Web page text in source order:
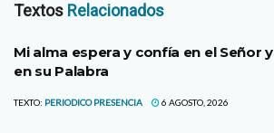
Textos Relacionados
Mi alma espera y confía en el Señor y
en su Palabra
TEXTO: PERIODICO PRESENCIA 6 AGOSTO, 2026